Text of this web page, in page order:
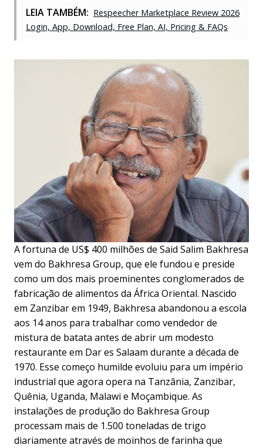
LEIA TAMBÉM: Respeecher Marketplace Review 2026
Login, App, Download, Free Plan, AI, Pricing & FAQs
A fortuna de US$ 400 milhões de Said Salim Bakhresa
vem do Bakhresa Group, que ele fundou e preside
como um dos mais proeminentes conglomerados de
fabricação de alimentos da África Oriental. Nascido
em Zanzibar em 1949, Bakhresa abandonou a escola
aos 14 anos para trabalhar como vendedor de
mistura de batata antes de abrir um modesto
restaurante em Dar es Salaam durante a década de
1970. Esse começo humilde evoluiu para um império
industrial que agora opera na Tanzânia, Zanzibar,
Quênia, Uganda, Malawi e Moçambique. As
instalações de produção do Bakhresa Group
processam mais de 1.500 toneladas de trigo
diariamente através de moinhos de farinha que